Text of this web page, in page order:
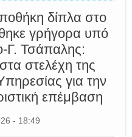
δίπλα στο
γρήγορα υπό
Γ. Τσάπαλης:
στελέχη της
για την
επέμβαση
- 18:49